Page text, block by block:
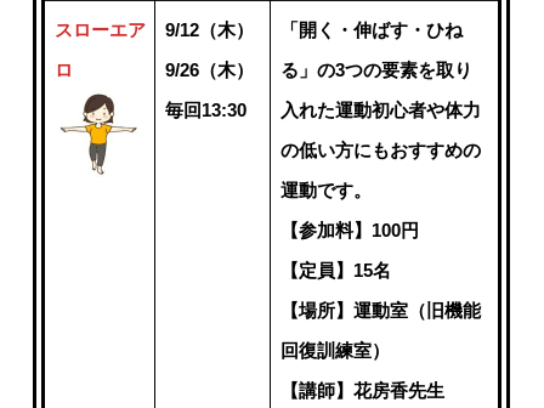
スローエア
ロ
9/12（木）
9/26（木）
毎回13:30
「開く・伸ばす・ひね
る」の3つの要素を取り
入れた運動初心者や体力
の低い方にもおすすめの
運動です。
【参加料】100円
【定員】15名
【場所】運動室（旧機能
回復訓練室）
【講師】花房香先生